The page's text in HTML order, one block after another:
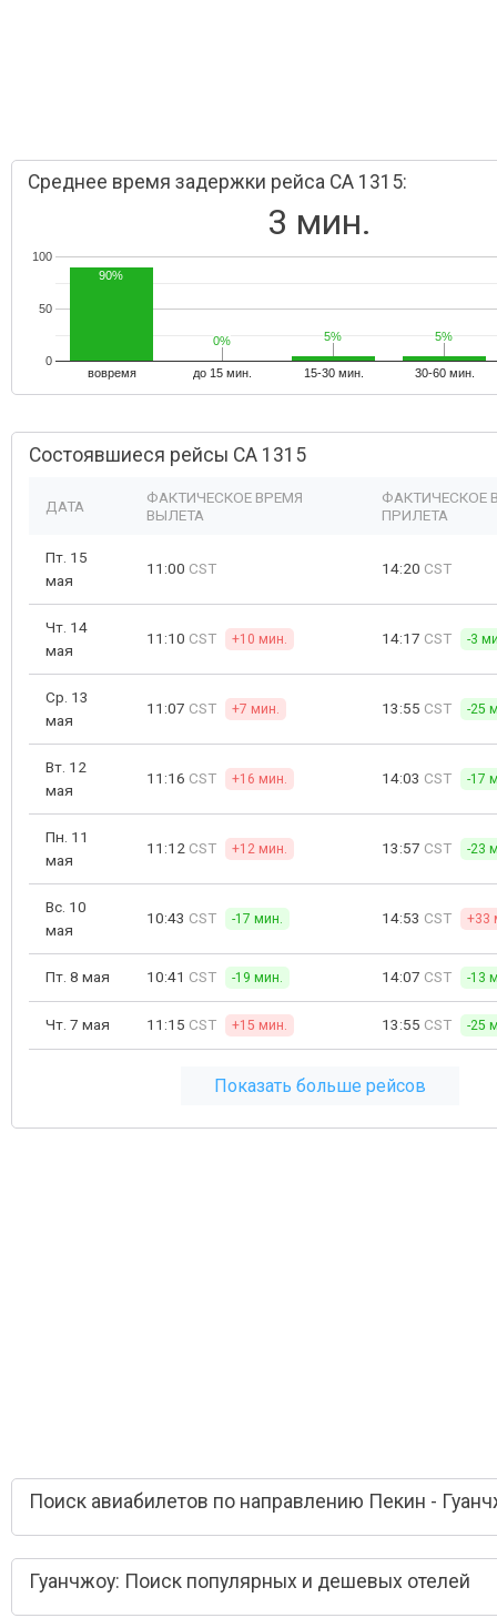
Среднее время задержки рейса CA 1315:
3 мин.
вовремя до 15 мин. 15-30 мин. 30-60 мин.
0
50
100
90%
0%
0% 5%
5% 5%
5%
Состоявшиеся рейсы CA 1315
ДАТА
ФАКТИЧЕСКОЕ ВРЕМЯ
ВЫЛЕТА
ФАКТИЧЕСКОЕ
ПРИЛЕТА
Пт. 15
мая
11:00 CST 14:20 CST
Чт. 14
мая
11:10 CST +10 мин. 14:17 CST -3
Ср. 13
мая
11:07 CST +7 мин. 13:55 CST -25
Вт. 12
мая
11:16 CST +16 мин. 14:03 CST -17
Пн. 11
мая
11:12 CST +12 мин. 13:57 CST -23
Вс. 10
мая
10:43 CST -17 мин. 14:53 CST +33
Пт. 8 мая 10:41 CST -19 мин. 14:07 CST -13
Чт. 7 мая 11:15 CST +15 мин. 13:55 CST -25
Показать больше рейсов
Поиск авиабилетов по направлению Пекин -
Гуанчжоу: Поиск популярных и дешевых отелей